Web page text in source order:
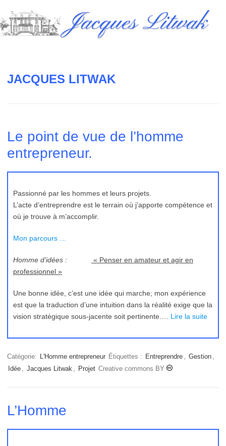
to
content
Jacques Litwak
JACQUES LITWAK
Le point de vue de l’homme
entrepreneur.
Passionné par les hommes et leurs projets.
L’acte d’entreprendre est le terrain où j’apporte compétence et
où je trouve à m’accomplir.
Mon parcours …
Homme d’idées :
« Penser en amateur et agir en
professionnel »
Une bonne idée, c’est une idée qui marche; mon expérience
est que la traduction d’une intuition dans la réalité exige que la
vision stratégique sous-jacente soit pertinente.… Lire la suite
Catégorie: L'Homme entrepreneur Étiquettes : Entreprendre , Gestion ,
Idée , Jacques Litwak , Projet Creative commons BY
L’Homme